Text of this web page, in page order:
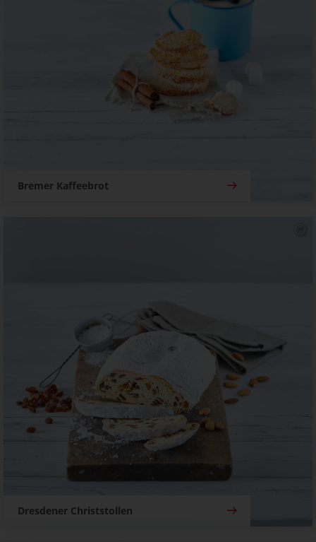
Bremer Kaffeebrot
Dresdener Christstollen